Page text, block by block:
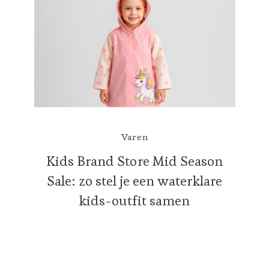
Varen
Kids Brand Store Mid Season
Sale: zo stel je een waterklare
kids-outfit samen